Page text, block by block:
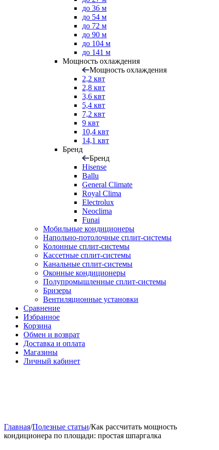
до 36 м
до 54 м
до 72 м
до 90 м
до 104 м
до 141 м
Мощность охлаждения
Мощность охлаждения
2,2 квт
2,8 квт
3,6 квт
5,4 квт
7,2 квт
9 квт
10,4 квт
14,1 квт
Бренд
Бренд
Hisense
Ballu
General Climate
Royal Clima
Electrolux
Neoclima
Funai
Мобильные кондиционеры
Напольно-потолоч​ные ​сплит-системы
Колонные ​​сплит-системы
Кассетные сплит-системы
Канальные сплит-системы
Оконные кондиционеры
Полупромышленные сплит-системы
Бризеры
Вентиляционные установки
Сравнение
Избранное
Корзина
Обмен и возврат
Доставка и оплата
Магазины
Личный кабинет
Главная/Полезные статьи/Как рассчитать мощность
кондиционера по площади: простая шпаргалка